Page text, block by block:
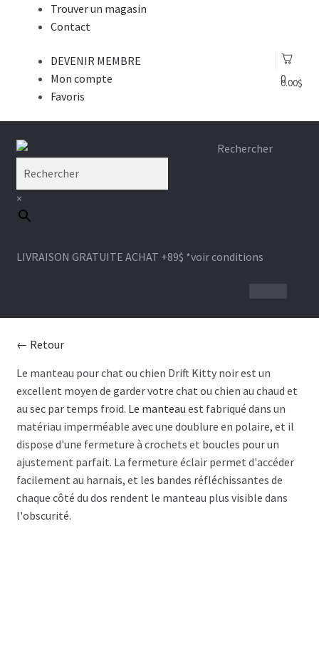
Trouver un magasin
Contact
0
0.00$
DEVENIR MEMBRE
Mon compte
Favoris
Aller
navigation
Aller
Rechercher
×
LIVRAISON GRATUITE ACHAT +89$ *voir conditions
SACS
CHANDAILS
ROBES
COUCHES
BOTTES
← Retour
Le manteau pour chat ou chien Drift Kitty noir est un
excellent moyen de garder votre chat ou chien au chaud et
au sec par temps froid. Le manteau est fabriqué dans un
matériau imperméable avec une doublure en polaire, et il
dispose d'une fermeture à crochets et boucles pour un
ajustement parfait. La fermeture éclair permet d'accéder
facilement au harnais, et les bandes réfléchissantes de
chaque côté du dos rendent le manteau plus visible dans
l'obscurité.